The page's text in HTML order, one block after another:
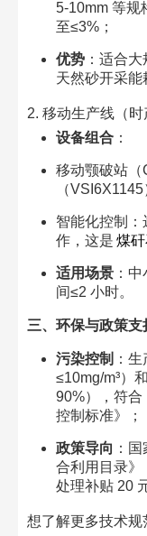
5-10mm 等规
至≤3%；​
优势：适合大
天然砂开采能
2. 移动生产线（时
设备组合：​
移动颚破站（
（
智能化控制
作，这是 煤
适用场景：中
间≤2 小时。​
三、环保与政策支
污染控制 ：
≤10mg/m³）
90%），符合
控制标准》；​
政策导向 ：
合利用目录》
处理补贴 20
想了解更多技术规